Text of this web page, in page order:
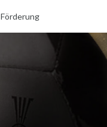
Förderung